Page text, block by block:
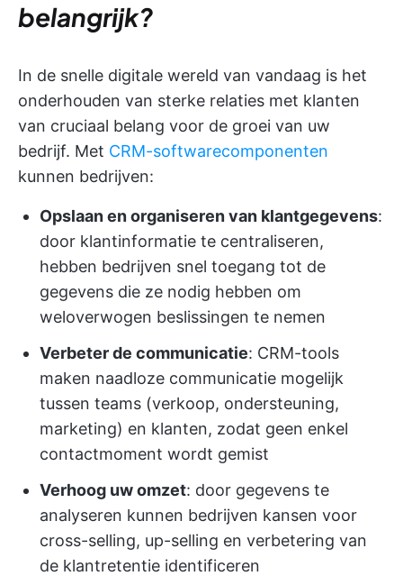
belangrijk?
In de snelle digitale wereld van vandaag is het
onderhouden van sterke relaties met klanten
van cruciaal belang voor de groei van uw
bedrijf. Met CRM-softwarecomponenten
kunnen bedrijven:
Opslaan en organiseren van klantgegevens:
door klantinformatie te centraliseren,
hebben bedrijven snel toegang tot de
gegevens die ze nodig hebben om
weloverwogen beslissingen te nemen
Verbeter de communicatie: CRM-tools
maken naadloze communicatie mogelijk
tussen teams (verkoop, ondersteuning,
marketing) en klanten, zodat geen enkel
contactmoment wordt gemist
Verhoog uw omzet: door gegevens te
analyseren kunnen bedrijven kansen voor
cross-selling, up-selling en verbetering van
de klantretentie identificeren